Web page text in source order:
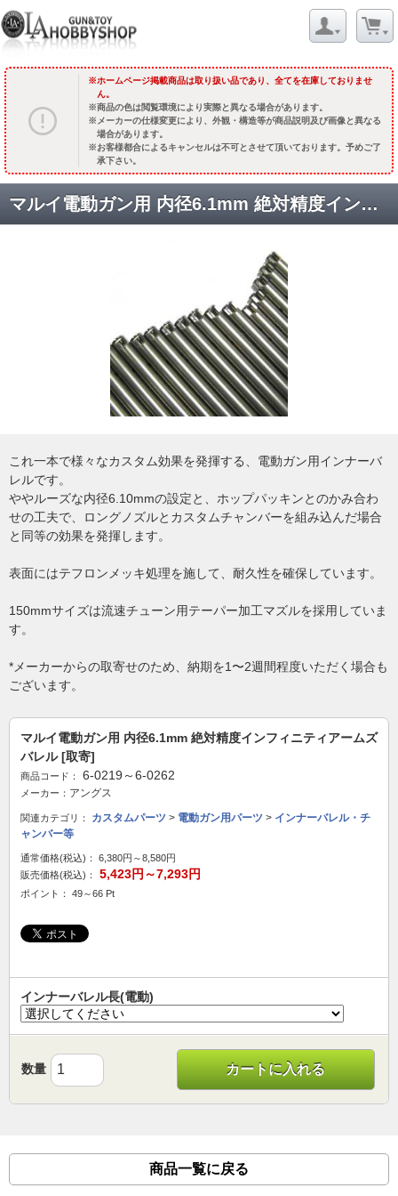
ホームページ掲載商品は取り扱い品であり、全てを在庫しておりませ
ん。
商品の色は閲覧環境により実際と異なる場合があります。
メーカーの仕様変更により、外観・構造等が商品説明及び画像と異なる
場合があります。
お客様都合によるキャンセルは不可とさせて頂いております。予めご了
承下さい。
マルイ電動ガン用 内径6.1mm 絶対精度インフィニティアームズバレル [取寄]
これ一本で様々なカスタム効果を発揮する、電動ガン用インナーバ
レルです。
ややルーズな内径6.10mmの設定と、ホップパッキンとのかみ合わ
せの工夫で、ロングノズルとカスタムチャンバーを組み込んだ場合
と同等の効果を発揮します。
表面にはテフロンメッキ処理を施して、耐久性を確保しています。
150mmサイズは流速チューン用テーパー加工マズルを採用していま
す。
*メーカーからの取寄せのため、納期を1〜2週間程度いただく場合も
ございます。
マルイ電動ガン用 内径6.1mm 絶対精度インフィニティアームズ
バレル [取寄]
商品コード： 6-0219～6-0262
メーカー： アングス
関連カテゴリ： カスタムパーツ > 電動ガン用パーツ > インナーバレル・チ
ャンバー等
通常価格(税込)：
6,380円～8,580円
販売価格(税込)：
5,423円～7,293円
ポイント： 49～66 Pt
インナーバレル長(電動)
数量 カートに入れる
商品一覧に戻る